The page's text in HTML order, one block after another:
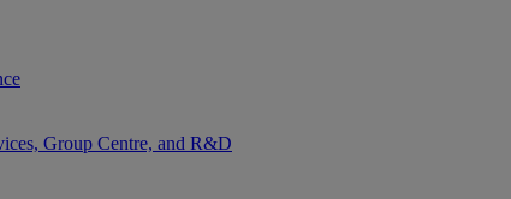
Group Centre, and R&D